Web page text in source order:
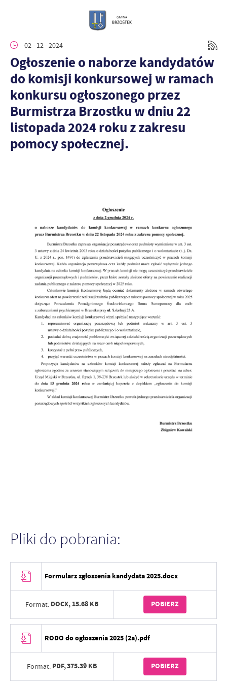
02 - 12 - 2024
Ogłoszenie o naborze kandydatów
do komisji konkursowej w ramach
konkursu ogłoszonego przez
Burmistrza Brzostku w dniu 22
listopada 2024 roku z zakresu
pomocy społecznej.
Pliki do pobrania:
Formularz zgłoszenia kandydata 2025.docx
Format: DOCX, 15.68 KB POBIERZ
RODO do ogłoszenia 2025 (2a).pdf
Format: PDF,375.39 KB POBIERZ